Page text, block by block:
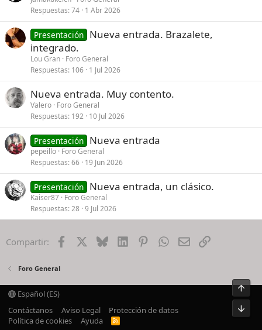
Respuestas 74 1 Abr 2026
Presentación Nueva entrada. Brazalete,
integrado.
Lou Gran Foro General
Respuestas 106 1 Jul 2026
Nueva entrada. Muy contento.
Valero Foro General
Respuestas 192 10 Jul 2026
Presentación Nueva entrada
pepeillo Foro General
Respuestas 66 19 Jun 2026
Presentación Nueva entrada, un clásico.
Kaiser87 Foro General
Respuestas 28 9 Jul 2026
Compartir: Facebook BlueskyLinkedInPinterestWhatsApp
EmailEnlace
Foro General
Español (ES)
Contáctanos
Aviso Legal
Protección de datos
Política de cookies
Ayuda
R